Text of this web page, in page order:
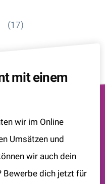
(17)
mit einem
wir im Online
Umsätzen und
wir auch dein
Bewerbe dich jetzt für